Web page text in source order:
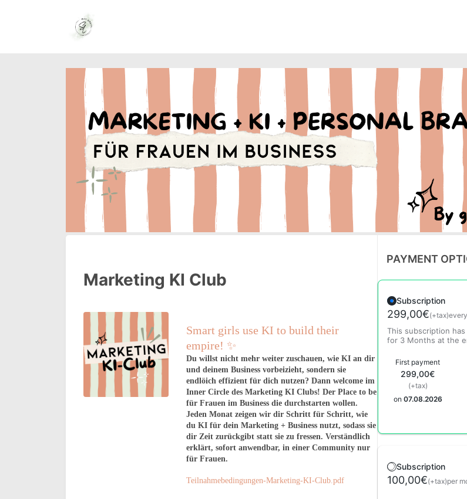
Marketing KI Club
Smart girls use KI to build their
empire! ✨
Du willst nicht mehr weiter zuschauen, wie KI an dir
und deinem Business vorbeizieht, sondern sie
endlöich effizient für dich nutzen? Dann welcome im
Inner Circle des Marketing KI Clubs! Der Place to be
für Frauen im Business die durchstarten wollen.
Jeden Monat zeigen wir dir Schritt für Schritt, wie
du KI für dein Marketing + Business nutzt, sodass sie
dir Zeit zurückgibt statt sie zu fressen. Verständlich
erklärt, sofort anwendbar, in einer Community nur
für Frauen.
Teilnahmebedingungen-Marketing-KI-Club.pdf
PAYMENT
Subscription
299,00€(+tax)
This subscription
for 3 Months at the
First payment
299,00€
(+tax)
on 07.08.2026
Subscription
100,00€(+tax)per